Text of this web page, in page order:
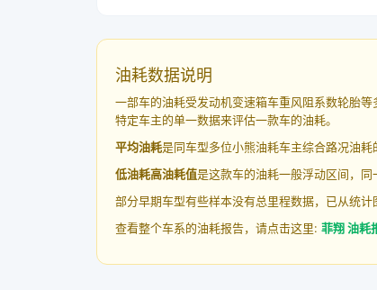
油耗数据说明
一部车的油耗受发动机变速箱车重风阻系数轮胎
特定车主的单一数据来评估一款车的油耗。
平均油耗是同车型多位小熊油耗车主综合路况油
低油耗高油耗值是这款车的油耗一般浮动区间，
部分早期车型有些样本没有总里程数据，已从统计
查看整个车系的油耗报告，请点击这里: 菲翔 油耗